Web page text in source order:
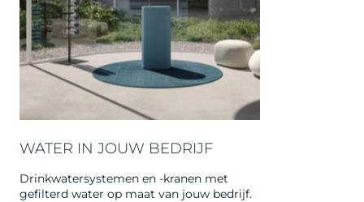
WATER IN JOUW BEDRIJF
Drinkwatersystemen en -kranen met
gefilterd water op maat van jouw bedrijf.